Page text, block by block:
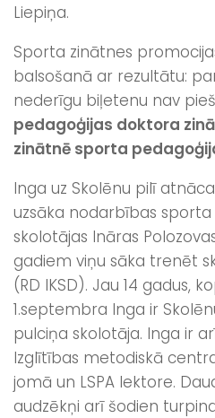
Liepiņa.
Sporta zinātnes
balsošanā ar rezultātu:
nederīgu biļetenu nav
pedagoģijas doktora
zinātnē sporta
Inga uz Skolēnu pilī
uzsāka nodarbības
skolotājas Ināras
gadiem viņu sāka trenēt
(RD IKSD). Jau 14 gadus,
1.septembra Inga ir
pulciņa skolotāja. Inga ir
Izglītības metodiskā
jomā un LSPA lektore.
audzēkņi arī šodien